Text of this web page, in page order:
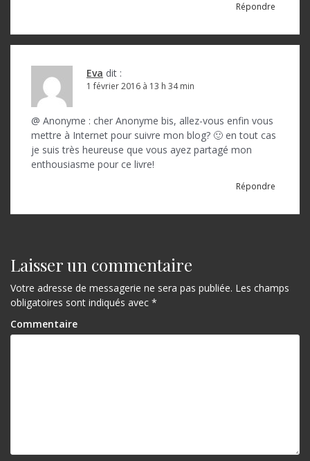
Répondre
Eva dit :
1 février 2016 à 13 h 34 min
@ Anonyme : cher Anonyme bis, allez-vous enfin vous
mettre à Internet pour suivre mon blog? 🙂 en tout cas
je suis très heureuse que vous ayez partagé mon
enthousiasme pour ce livre!
Répondre
Laisser un commentaire
Votre adresse de messagerie ne sera pas publiée. Les champs
obligatoires sont indiqués avec *
Commentaire